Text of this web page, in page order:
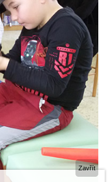
Zavřít